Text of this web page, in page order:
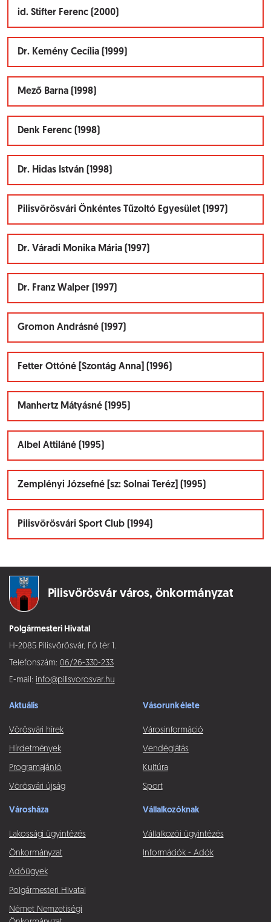
id. Stifter Ferenc (2000)
Dr. Kemény Cecília (1999)
Mező Barna (1998)
Denk Ferenc (1998)
Dr. Hidas István (1998)
Pilisvörösvári Önkéntes Tűzoltó Egyesület (1997)
Dr. Váradi Monika Mária (1997)
Dr. Franz Walper (1997)
Gromon Andrásné (1997)
Fetter Ottóné [Szontág Anna] (1996)
Manhertz Mátyásné (1995)
Albel Attiláné (1995)
Zemplényi Józsefné [sz: Solnai Teréz] (1995)
Pilisvörösvári Sport Club (1994)
Pilisvörösvár város, önkormányzat
Polgármesteri Hivatal
H-2085 Pilisvörösvár, Fő tér 1.
Telefonszám: 06/26-330-233
E-mail: info@pilisvorosvar.hu
Aktuális
Vörösvári hírek
Hírdetmények
Programajánló
Vörösvári újság
Vásorunk élete
Városinformáció
Vendéglátás
Kultúra
Sport
Városháza
Lakossági ügyintézés
Önkormányzat
Adóügyek
Polgármesteri Hivatal
Német Nemzetiségi
Vállalkozóknak
Vállalkozói ügyintézés
Információk - Adók